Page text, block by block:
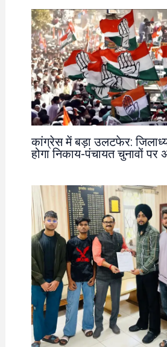
कांग्रेस में बड़ा उलटफेर:
होगा निकाय-पंचायत चुनावों पर